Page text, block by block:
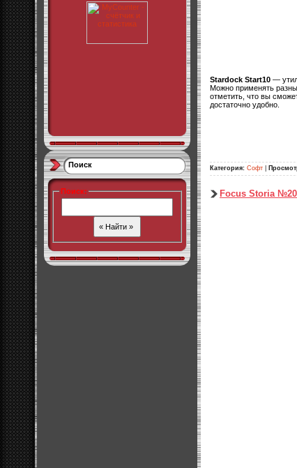
Поиск
Поиск:
Stardock Start10 —
Можно применять
отметить, что вы
достаточно удобно.
Категория: Софт
Focus Storia